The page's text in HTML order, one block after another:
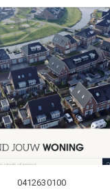
0412630100